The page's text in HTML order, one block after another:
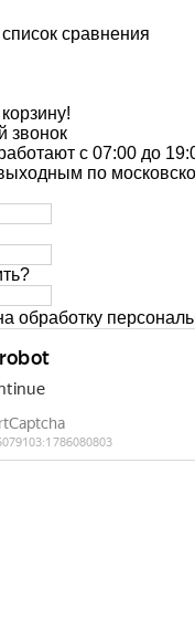
сравнения
звонок
с 07:00 до
по
обработку